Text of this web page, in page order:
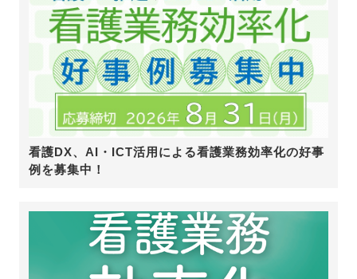
看護DX、AI・ICT活用による看護業務効率化の好事
例を募集中！